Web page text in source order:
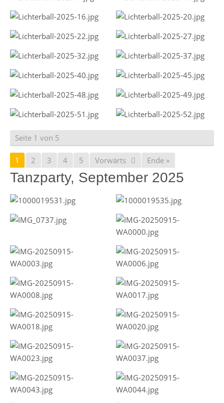
Seite 1 von 5
1 2 3 4 5 Vorwärts Ende »
Tanzparty, September 2025